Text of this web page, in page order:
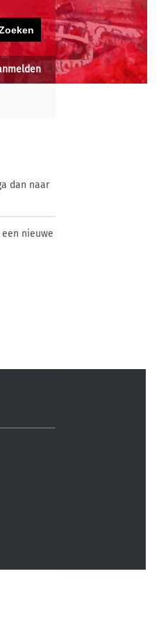
dan naar
nieuwe